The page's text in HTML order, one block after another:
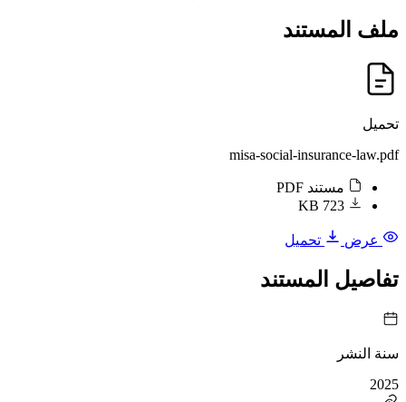
ملف المستند
تحميل
misa-social-insurance-law.pdf
مستند PDF
723 KB
عرض تحميل
تفاصيل المستند
سنة النشر
2025